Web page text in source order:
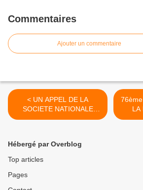
Commentaires
Ajouter un commentaire
< UN APPEL DE LA
SOCIETE NATIONALE
D'ENTRAIDE DE LA
LA
Hébergé par Overblog
Top articles
Pages